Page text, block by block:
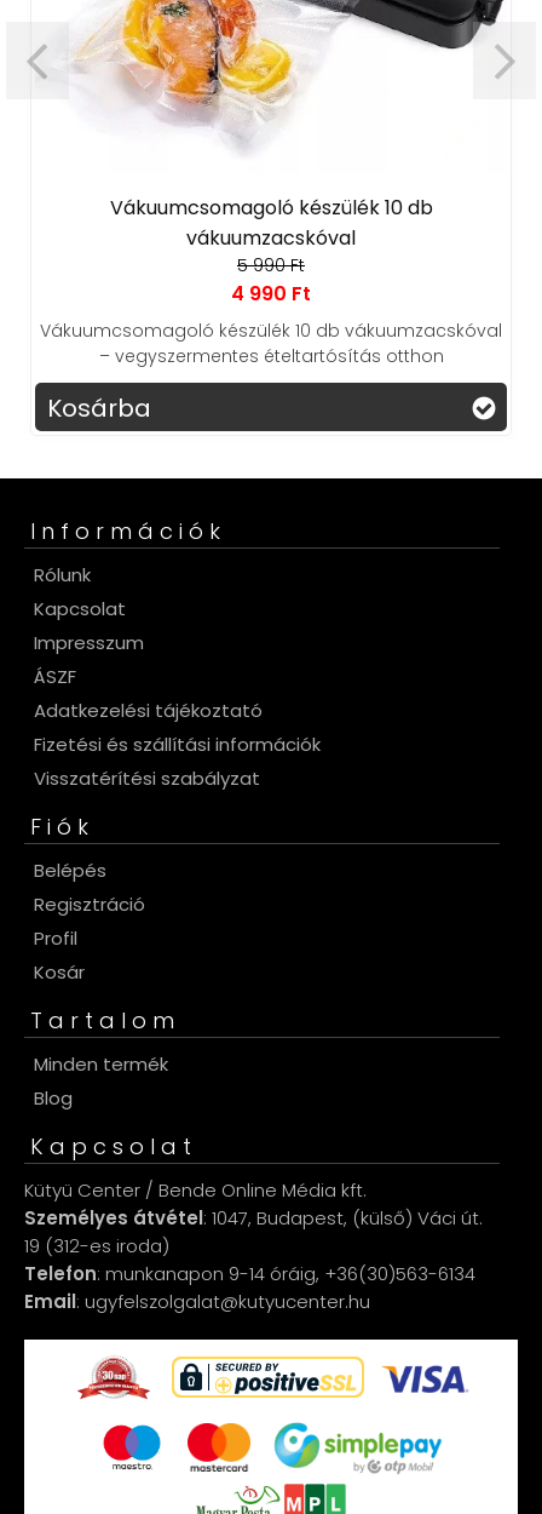
készülék 10 db
készülék 10 db vákuumzacskóval
ételtartósítás otthon
WATER+ Fali
rá! A WATER+ LED
Információk
Rólunk
Kapcsolat
Impresszum
ÁSZF
Adatkezelési tájékoztató
Fizetési és szállítási információk
Visszatérítési szabályzat
Fiók
Belépés
Regisztráció
Profil
Kosár
Tartalom
Minden termék
Blog
Kapcsolat
Kütyü Center / Bende Online Média kft.
Személyes átvétel: 1047, Budapest, (külső) Váci út.
19 (312-es iroda)
Telefon: munkanapon 9-14 óráig, +36(30)563-6134
Email: ugyfelszolgalat@kutyucenter.hu